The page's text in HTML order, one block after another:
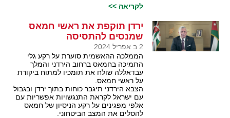
לקריאה >>
ירדן תוקפת את ראשי חמאס
שמנסים להתסיסה
2 ב אפריל 2024
הממלכה ההאשמית סוערת על רקע גלי
התמיכה בחמאס ברחוב הירדני והמלך
עבדאללה שולח את תומכיו למתוח ביקורת
על ראשי חמאס.
הצבא הירדני תיגבר כוחות בתוך ירדן ובגבול
עם ישראל לקראת התנגשויות אפשריות עם
אלפי מפגינים על רקע הניסיון של חמאס
להסלים את המצב הביטחוני.